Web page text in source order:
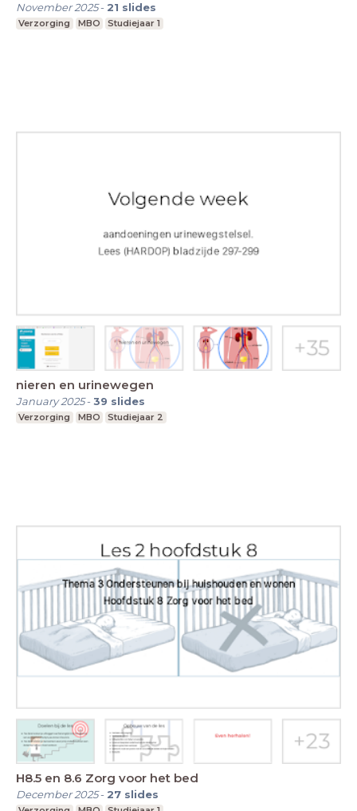
November 2025- 21 slides
Verzorging MBO Studiejaar 1
nieren en urinewegen
January 2025-39 slides
Verzorging MBO Studiejaar 2
H8.5 en 8.6 Zorg voor het bed
December 2025- 27 slides